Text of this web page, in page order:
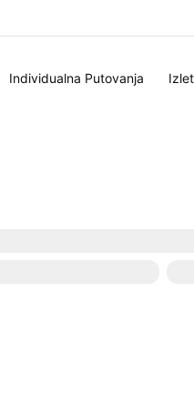
Individualna Putovanja